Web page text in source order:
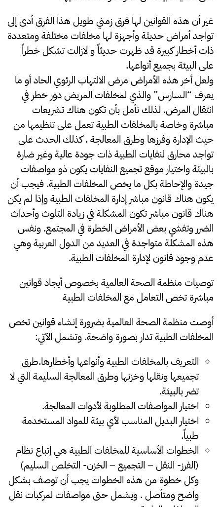
غير أن هذه القوانين لها فرق زمني طويل هذا الفرق أدى إلى
تواجد أمراض حديثة وأجهزة لها مخلفات مختلفة ومتعددة
ذات أخطار كبيرة قد ظهرت حديثاً و لازالت تشكل خطراً
على البيئة بجميع أنواعها.
ولعل أخر هذه الأمراض مرض الالتهاب الرئوي الحاد أو ما
يعرف “السارس” والذي لمخلفات المريض دور خطر في
انتقال المرض. لذلك نأمل بأن تكون هناك تشريعات
مباشرة وخاصة بالمخلفات الطبية تعمل على تنظيمها من
حيث الإدارة وفرزها وطرق المعالجة . كذلك الحدث على
تواجد محارق لنفايات الطبية ذات جودة عالية وغير ضارة
بالبيئة واختيار موقع تجميع النفايات يكون ذو مواصفات
جيدة والإحاطة بكل ما يخص المخلفات الطبية. فيجب أن
يكون هناك قانون مباشر إدارة المخلفات الطبية وإذا لم يكن
هناك قانون مباشر تكون المشكلة في زيادة التلوث وأحداث
الضرر وتفشي بعض الأمراض الخطرة في المجتمع. ونفس
هذه المشكلة متواجدة في العديد من الدول العربية وهي
عدم وجود قانون لإدارة المخلفات الطبية.
توصيات منظمة الصحة العالمية بخصوص أيجاد قوانين
مباشرة تخص التعامل مع المخلفات الطبية
أوصت منظمة الصحة العالمية بضرورة إنشاء قوانين تخص
المخلفات الطبية تدار بصورة واضحة. وتشمل الآتي:
التعريف بالمخلفات الطبية وأنواعها وأخطارها.طرق
تجميعها ونقلها وخزنها وطرق المعالجة السليمة التي لا
تضر بالبيئة.
اختيار المواصفات المطلوبة لأدوات المعالجة.
اختيار البديل المناسب لأي بيئة للمواد المستخدمة
طبياً.
الخطوات الأساسية للمخلفات الطبية هي إتباع نظام
(الفرز- النقل – التجميع – الخزن- التخلص السليم)
وكل خطوة من هذه الخطوات يجب أن توصف بشكل
واضح ومتأصل . ويشمل حتى مواصفات لمركبات نقل